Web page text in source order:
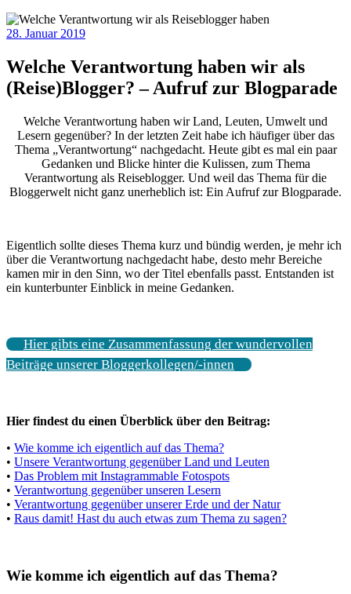
28. Januar 2019
Welche Verantwortung haben wir als
(Reise)Blogger? – Aufruf zur Blogparade
Welche Verantwortung haben wir Land, Leuten, Umwelt und
Lesern gegenüber? In der letzten Zeit habe ich häufiger über das
Thema „Verantwortung“ nachgedacht. Heute gibt es mal ein paar
Gedanken und Blicke hinter die Kulissen, zum Thema
Verantwortung als Reiseblogger. Und weil das Thema für die
Bloggerwelt nicht ganz unerheblich ist: Ein Aufruf zur Blogparade.
Eigentlich sollte dieses Thema kurz und bündig werden, je mehr ich
über die Verantwortung nachgedacht habe, desto mehr Bereiche
kamen mir in den Sinn, wo der Titel ebenfalls passt. Entstanden ist
ein kunterbunter Einblick in meine Gedanken.
Hier gibts eine Zusammenfassung der wundervollen
Beiträge unserer Bloggerkollegen/-innen
Hier findest du einen Überblick über den Beitrag:
• Wie komme ich eigentlich auf das Thema?
• Unsere Verantwortung gegenüber Land und Leuten
• Das Problem mit Instagrammable Fotospots
• Verantwortung gegenüber unseren Lesern
• Verantwortung gegenüber unserer Erde und der Natur
• Raus damit! Hast du auch etwas zum Thema zu sagen?
Wie komme ich eigentlich auf das Thema?